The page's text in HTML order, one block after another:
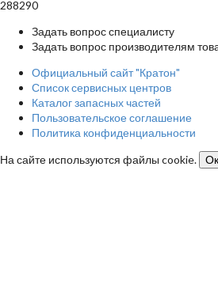
288290
Задать вопрос специалисту
Задать вопрос производителям
Официальный сайт "Кратон"
Список сервисных центров
Каталог запасных частей
Пользовательское соглашение
Политика конфиденциальности
На сайте используются файлы cookie.
Ок